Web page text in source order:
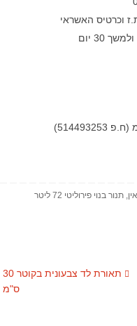
וכרטיס האשראי
,
​תנור בנוי פירוליטי 72 ליטר
תאורת לד צבעונית בקוטר 30
ס"מ